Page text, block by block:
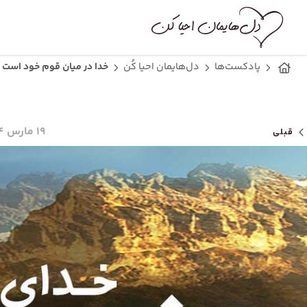
پادکست‌ها دل‌هایمان احیا کُن خدا در میان قوم خود است
قبلی ۱۹ مارس ۲۰۲۴